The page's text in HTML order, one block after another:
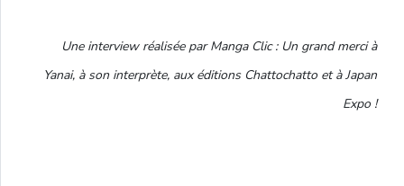
Une interview réalisée par Manga Clic : Un grand merci à
Yanai, à son interprète, aux éditions Chattochatto et à Japan
Expo !